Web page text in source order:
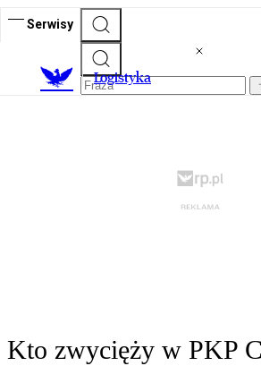
Serwisy
Logistyka
Kto zwycięży w PKP